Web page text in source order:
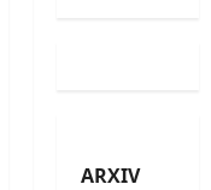
ARXIV